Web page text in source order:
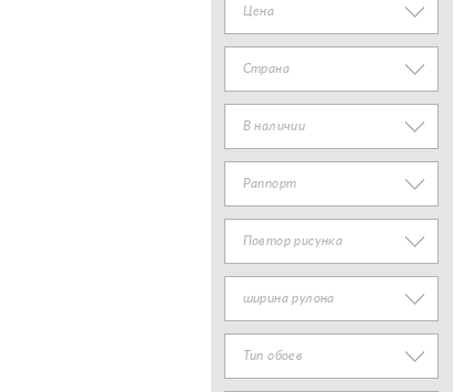
Цена
Страна
В наличии
Раппорт
Повтор рисунка
ширина рулона
Тип обоев